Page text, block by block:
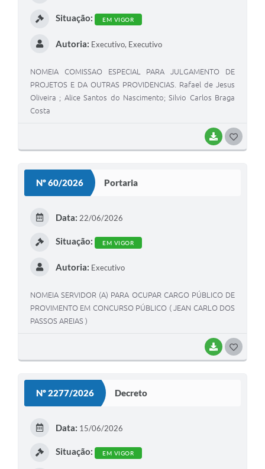
BAIXAR
Situação: EM VIGOR
Autoria: Executivo, Executivo
NOMEIA COMISSAO ESPECIAL PARA JULGAMENTO DE
PROJETOS E DA OUTRAS PROVIDENCIAS. Rafael de Jesus
Oliveira ; Alice Santos do Nascimento; Silvio Carlos Braga
Costa
Nº 60/2026 Portaria
BAIXAR
Data: 22/06/2026
Situação: EM VIGOR
Autoria: Executivo
NOMEIA SERVIDOR (A) PARA OCUPAR CARGO PÚBLICO DE
PROVIMENTO EM CONCURSO PÚBLICO ( JEAN CARLO DOS
PASSOS AREIAS )
Nº 2277/2026 Decreto
Data: 15/06/2026
Situação: EM VIGOR